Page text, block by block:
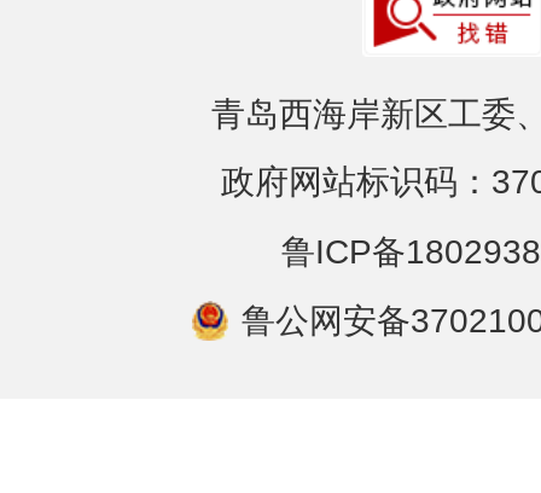
青岛西海岸新区工委
政府网站标识码：
鲁ICP备
鲁公网安备